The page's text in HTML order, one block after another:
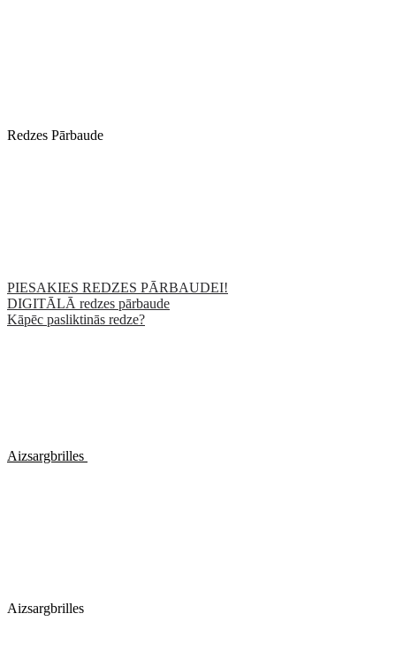
Redzes Pārbaude
PIESAKIES REDZES PĀRBAUDEI!
DIGITĀLĀ redzes pārbaude
Kāpēc pasliktinās redze?
Aizsargbrilles
Aizsargbrilles